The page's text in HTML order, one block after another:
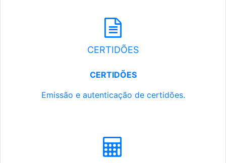
CERTIDÕES
CERTIDÕES
Emissão e autenticação de certidões.